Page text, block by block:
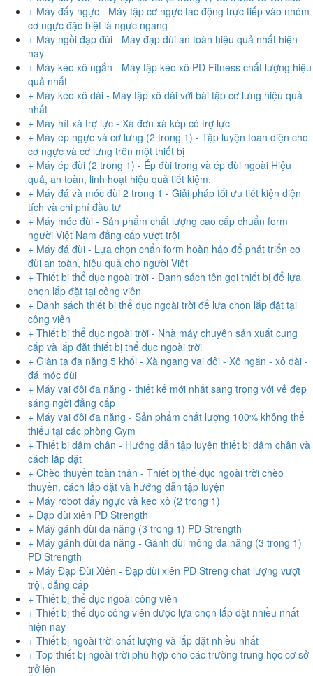
+ Máy đẩy ngực - Máy tập cơ ngực tác động trực tiếp vào nhóm
cơ ngực đặc biệt là ngực ngang
+ Máy ngồi đạp đùi - Máy đạp đùi an toàn hiệu quả nhất hiện
nay
+ Máy kéo xô ngắn - Máy tập kéo xô PD Fitness chất lượng hiệu
quả nhất
+ Máy kéo xô dài - Máy tập xô dài với bài tập cơ lưng hiệu quả
nhất
+ Máy hít xà trợ lực - Xà đơn xà kép có trợ lực
+ Máy ép ngực và cơ lưng (2 trong 1) - Tập luyện toàn diện cho
cơ ngực và cơ lưng trên một thiết bị
+ Máy ép đùi (2 trong 1) - Ép đùi trong và ép đùi ngoài Hiệu
quả, an toàn, linh hoạt hiệu quả tiết kiệm.
+ Máy đá và móc đùi 2 trong 1 - Giải pháp tối ưu tiết kiện diện
tích và chi phí đầu tư
+ Máy móc đùi - Sản phẩm chất lượng cao cấp chuẩn form
người Việt Nam đẳng cấp vượt trội
+ Máy đá đùi - Lựa chọn chẩn form hoàn hảo để phát triển cơ
đùi an toàn, hiệu quả cho người Việt
+ Thiết bị thể dục ngoài trời - Danh sách tên gọi thiết bị để lựa
chọn lắp đặt tại công viên
+ Danh sách thiết bị thể dục ngoài trời để lựa chọn lắp đặt tại
công viên
+ Thiết bị thể dục ngoài trời - Nhà máy chuyên sản xuất cung
cấp và lắp đăt thiết bị thể dục ngoài trời
+ Giàn tạ đa năng 5 khối - Xà ngang vai đôi - Xô ngắn - xô dài -
đá móc đùi
+ Máy vai đôi đa năng - thiết kế mới nhất sang trọng với vẻ đẹp
sáng ngời đẳng cấp
+ Máy vai đôi đa năng - Sản phẩm chất lượng 100% không thể
thiếu tại các phòng Gym
+ Thiết bị dậm chân - Hướng dẫn tập luyện thiết bị dậm chân và
cách lắp đặt
+ Chèo thuyền toàn thân - Thiết bị thể dục ngoài trời chèo
thuyền, cách lắp đặt và hướng dẫn tập luyện
+ Máy robot đẩy ngực và keo xô (2 trong 1)
+ Đạp đùi xiên PD Strength
+ Máy gánh đùi đa năng (3 trong 1) PD Strength
+ Máy gánh đùi đa năng - Gánh đùi mông đa năng (3 trong 1)
PD Strength
+ Máy Đạp Đùi Xiên - Đạp đùi xiên PD Streng chất lượng vượt
trội, đẳng cấp
+ Thiết bị thể dục ngoài công viên
+ Thiết bị thể dục công viên được lựa chọn lắp đặt nhiều nhất
hiện nay
+ Thiết bị ngoài trời chất lượng và lắp đặt nhiều nhất
+ Top thiết bị ngoài trời phù hợp cho các trường trung học cơ sở
trở lên